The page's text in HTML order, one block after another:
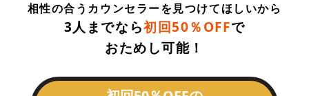
相性の合うカウンセラーを見つけてほしいから
3人までなら初回50％OFFで
おためし可能！